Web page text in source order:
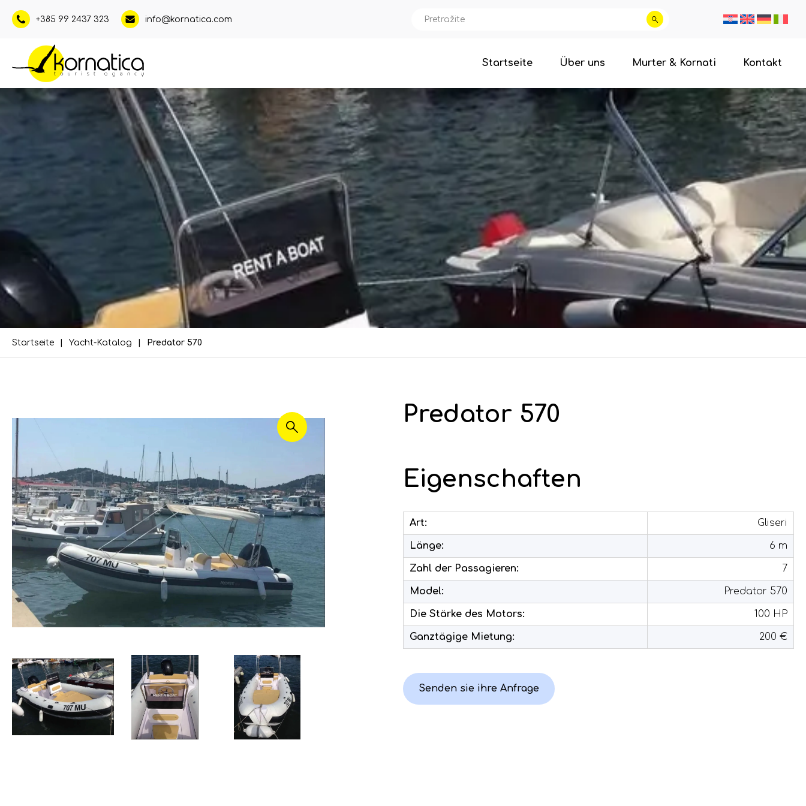
+385 99 2437 323 info@kornatica.com
Startseite Über uns Murter & Kornati Kontakt
Startseite Yacht-Katalog Predator 570
Predator 570
Eigenschaften
Art: Gliseri
Länge: 6 m
Zahl der Passagieren: 7
Model: Predator 570
Die Stärke des Motors: 100 HP
Ganztägige Mietung: 200 €
Senden sie ihre Anfrage